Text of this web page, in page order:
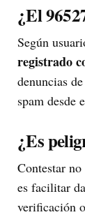
¿El
Según
registrado
denuncias
spam desde
¿Es
Contestar
es facilitar
verificación